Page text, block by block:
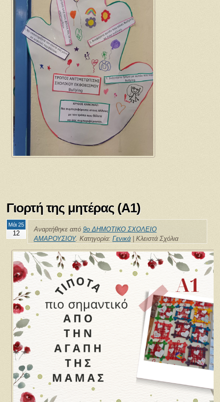
Γιορτή της μητέρας (Α1)
Μάι 25
12
Αναρτήθηκε από 9ο ΔΗΜΟΤΙΚΟ ΣΧΟΛΕΙΟ
ΑΜΑΡΟΥΣΙΟΥ. Κατηγορία: Γενικά| Κλειστά Σχόλια